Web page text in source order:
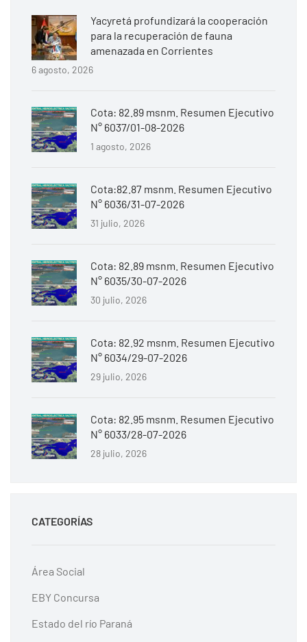
Yacyretá profundizará la cooperación
para la recuperación de fauna
amenazada en Corrientes
6 agosto, 2026
Cota: 82.89 msnm. Resumen Ejecutivo
N° 6037/01-08-2026
1 agosto, 2026
Cota:82.87 msnm. Resumen Ejecutivo
N° 6036/31-07-2026
31 julio, 2026
Cota: 82.89 msnm. Resumen Ejecutivo
N° 6035/30-07-2026
30 julio, 2026
Cota: 82.92 msnm. Resumen Ejecutivo
N° 6034/29-07-2026
29 julio, 2026
Cota: 82.95 msnm. Resumen Ejecutivo
N° 6033/28-07-2026
28 julio, 2026
CATEGORÍAS
Área Social
EBY Concursa
Estado del río Paraná